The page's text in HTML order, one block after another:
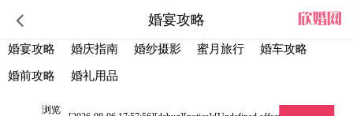
婚宴攻略
婚宴攻略 婚庆指南 婚纱摄影 蜜月旅行 婚车攻略
婚前攻略 婚礼用品
有品‼️灞桥区34桌花园婚礼堂 餐标1299/桌
浏览